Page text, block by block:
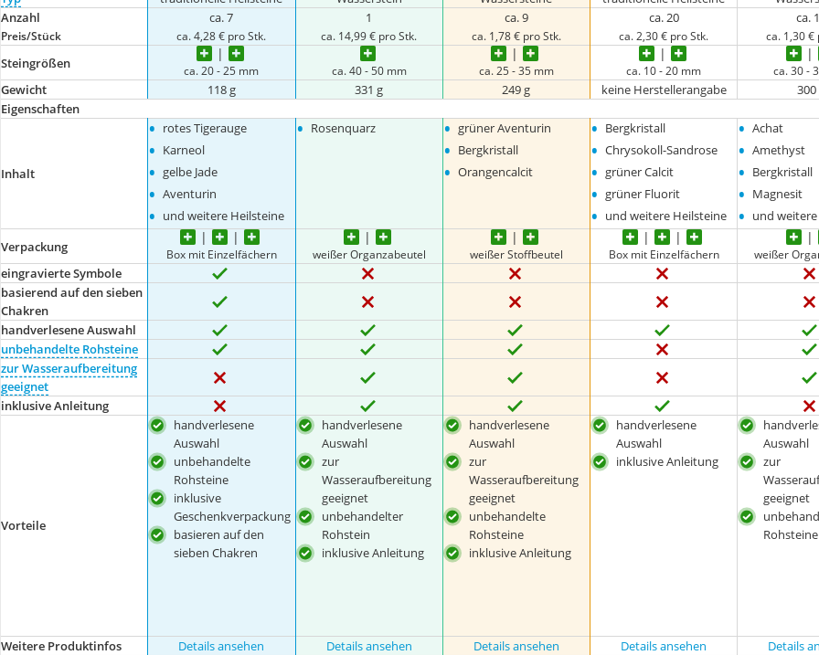
Anzahl
Preis/Stück
ca. 7
ca. 4,28 € pro Stk.
1
ca. 14,99 € pro Stk.
ca. 9
ca. 1,78 € pro Stk.
ca. 20
ca. 2,30 € pro Stk.
ca.
ca. 1,30 €
Steingrößen ca. 20 - 25 mm ca. 40 - 50 mm ca. 25 - 35 mm ca. 10 - 20 mm ca. 30 -
Gewicht 118 g 331 g 249 g keine Herstellerangabe 300
Eigenschaften
Inhalt
• rotes Tigerauge
• Karneol
• gelbe Jade
• Aventurin
• und weitere Heilsteine
• Rosenquarz • grüner Aventurin
• Bergkristall
• Orangencalcit
• Bergkristall
• Chrysokoll-Sandrose
• grüner Calcit
• grüner Fluorit
• und weitere Heilsteine
• Achat
• Amethyst
• Bergkristall
• Magnesit
• und
Verpackung
Box mit Einzelfächern weißer Organzabeutel weißer Stoffbeutel Box mit Einzelfächern weißer
eingravierte Symbole
basierend auf den sieben
Chakren
handverlesene Auswahl
unbehandelte Rohsteine
zur Wasseraufbereitung
geeignet
inklusive Anleitung
Vorteile
handverlesene
Auswahl
unbehandelte
Rohsteine
inklusive
Geschenkverpackung
basieren auf den
sieben Chakren
handverlesene
Auswahl
zur
Wasseraufbereitung
geeignet
unbehandelter
Rohstein
inklusive Anleitung
handverlesene
Auswahl
zur
Wasseraufbereitung
geeignet
unbehandelte
Rohsteine
inklusive Anleitung
handverlesene
Auswahl
inklusive Anleitung
Auswahl
zur
geeignet
Rohsteine
Weitere Produktinfos Details ansehen Details ansehen Details ansehen Details ansehen Details